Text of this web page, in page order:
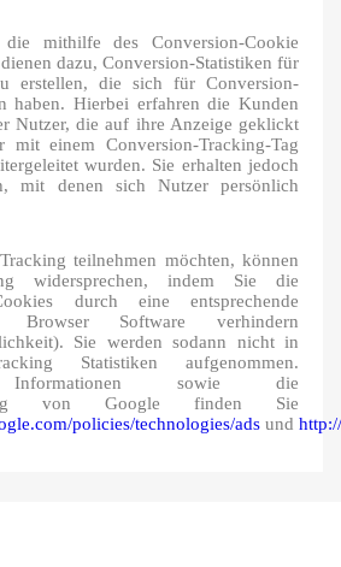
mithilfe des Conversion-Cookie
dazu, Conversion-Statistiken für
erstellen, die sich für Conversion-
haben. Hierbei erfahren die Kunden
Nutzer, die auf ihre Anzeige geklickt
einem Conversion-Tracking-Tag
wurden. Sie erhalten jedoch
mit denen sich Nutzer persönlich
teilnehmen möchten, können
widersprechen, indem Sie die
durch eine entsprechende
Browser Software verhindern
Sie werden sodann nicht in
Statistiken aufgenommen.
Informationen sowie die
von Google finden Sie
policies/technologies/ads und